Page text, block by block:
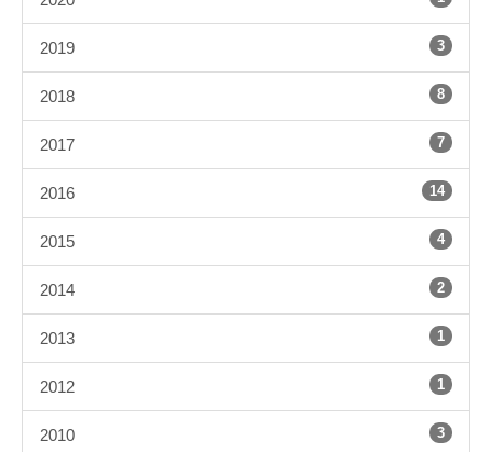
2019 3
2018 8
2017 7
2016 14
2015 4
2014 2
2013 1
2012 1
2010 3